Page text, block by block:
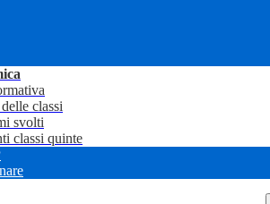
classi
svolti
classi quinte